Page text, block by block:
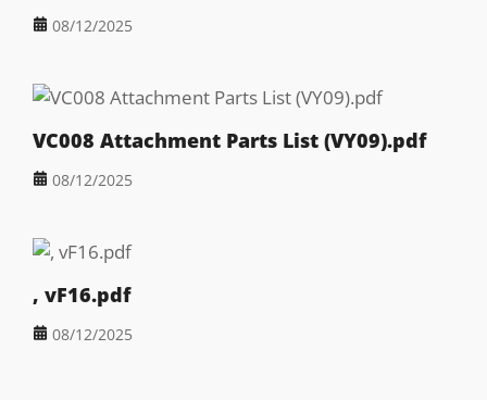
08/12/2025
VC008 Attachment Parts List (VY09).pdf
08/12/2025
, vF16.pdf
08/12/2025